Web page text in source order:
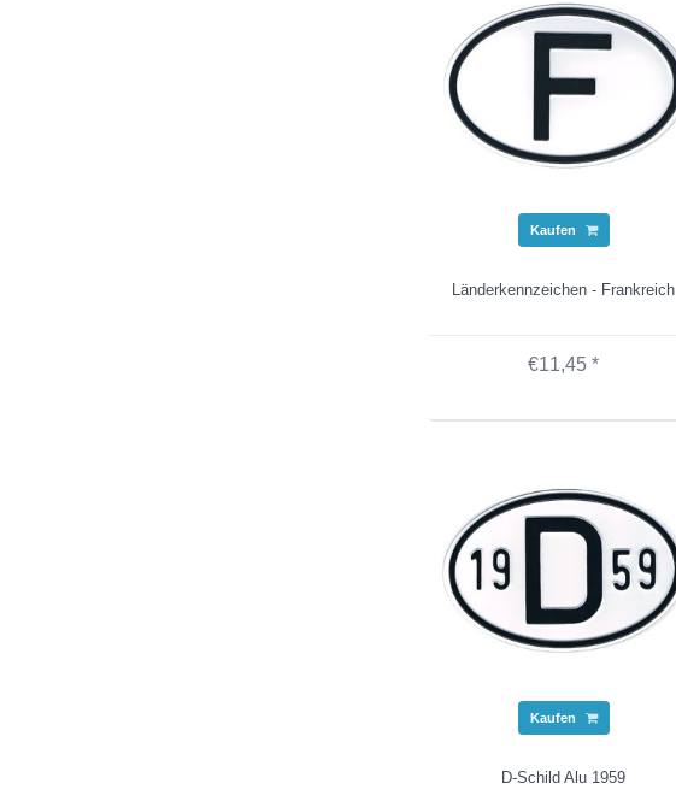
Kaufen
Länderkennzeichen - Frankreich
€11,45 *
Kaufen
D-Schild Alu 1959